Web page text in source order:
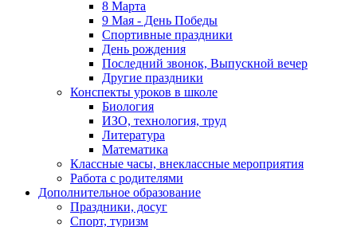
8 Марта
9 Мая - День Победы
Спортивные праздники
День рождения
Последний звонок, Выпускной вечер
Другие праздники
Конспекты уроков в школе
Биология
ИЗО, технология, труд
Литература
Математика
Классные часы, внеклассные мероприятия
Работа с родителями
Дополнительное образование
Праздники, досуг
Спорт, туризм